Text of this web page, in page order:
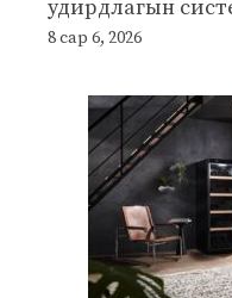
удирдлагын
8 сар 6, 2026